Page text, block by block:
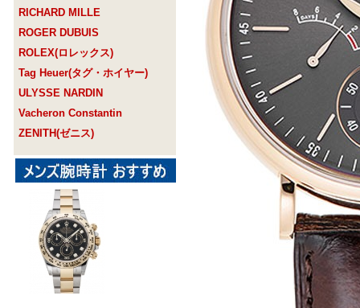
RICHARD MILLE
ROGER DUBUIS
ROLEX(ロレックス)
Tag Heuer(タグ・ホイヤー)
ULYSSE NARDIN
Vacheron Constantin
ZENITH(ゼニス)